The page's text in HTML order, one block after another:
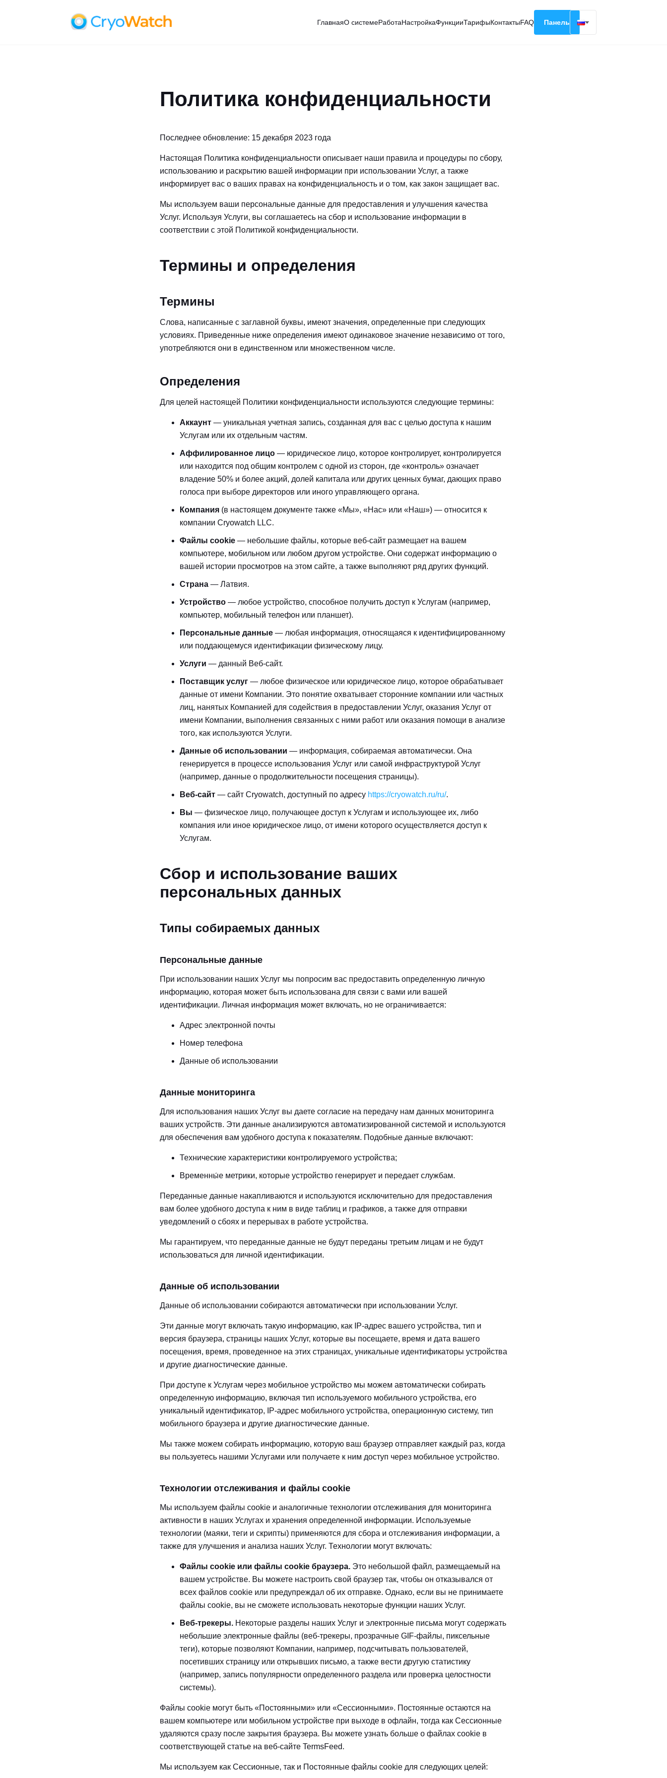
ГлавнаяО системеРаботаНастройкаФункцииТарифыКонтактыFAQ Панель
Политика конфиденциальности
Последнее обновление: 15 декабря 2023 года
Настоящая Политика конфиденциальности описывает наши правила и процедуры по сбору,
использованию и раскрытию вашей информации при использовании Услуг, а также
информирует вас о ваших правах на конфиденциальность и о том, как закон защищает вас.
Мы используем ваши персональные данные для предоставления и улучшения качества
Услуг. Используя Услуги, вы соглашаетесь на сбор и использование информации в
соответствии с этой Политикой конфиденциальности.
Термины и определения
Термины
Слова, написанные с заглавной буквы, имеют значения, определенные при следующих
условиях. Приведенные ниже определения имеют одинаковое значение независимо от того,
употребляются они в единственном или множественном числе.
Определения
Для целей настоящей Политики конфиденциальности используются следующие термины:
Аккаунт — уникальная учетная запись, созданная для вас с целью доступа к нашим
Услугам или их отдельным частям.
Аффилированное лицо — юридическое лицо, которое контролирует, контролируется
или находится под общим контролем с одной из сторон, где «контроль» означает
владение 50% и более акций, долей капитала или других ценных бумаг, дающих право
голоса при выборе директоров или иного управляющего органа.
Компания (в настоящем документе также «Мы», «Нас» или «Наш») — относится к
компании Cryowatch LLC.
Файлы cookie — небольшие файлы, которые веб-сайт размещает на вашем
компьютере, мобильном или любом другом устройстве. Они содержат информацию о
вашей истории просмотров на этом сайте, а также выполняют ряд других функций.
Страна — Латвия.
Устройство — любое устройство, способное получить доступ к Услугам (например,
компьютер, мобильный телефон или планшет).
Персональные данные — любая информация, относящаяся к идентифицированному
или поддающемуся идентификации физическому лицу.
Услуги — данный Веб-сайт.
Поставщик услуг — любое физическое или юридическое лицо, которое обрабатывает
данные от имени Компании. Это понятие охватывает сторонние компании или частных
лиц, нанятых Компанией для содействия в предоставлении Услуг, оказания Услуг от
имени Компании, выполнения связанных с ними работ или оказания помощи в анализе
того, как используются Услуги.
Данные об использовании — информация, собираемая автоматически. Она
генерируется в процессе использования Услуг или самой инфраструктурой Услуг
(например, данные о продолжительности посещения страницы).
Веб-сайт — сайт Cryowatch, доступный по адресу https://cryowatch.ru/ru/.
Вы — физическое лицо, получающее доступ к Услугам и использующее их, либо
компания или иное юридическое лицо, от имени которого осуществляется доступ к
Услугам.
Сбор и использование ваших
персональных данных
Типы собираемых данных
Персональные данные
При использовании наших Услуг мы попросим вас предоставить определенную личную
информацию, которая может быть использована для связи с вами или вашей
идентификации. Личная информация может включать, но не ограничивается:
Адрес электронной почты
Номер телефона
Данные об использовании
Данные мониторинга
Для использования наших Услуг вы даете согласие на передачу нам данных мониторинга
ваших устройств. Эти данные анализируются автоматизированной системой и используются
для обеспечения вам удобного доступа к показателям. Подобные данные включают:
Технические характеристики контролируемого устройства;
Временны́е метрики, которые устройство генерирует и передает службам.
Переданные данные накапливаются и используются исключительно для предоставления
вам более удобного доступа к ним в виде таблиц и графиков, а также для отправки
уведомлений о сбоях и перерывах в работе устройства.
Мы гарантируем, что переданные данные не будут переданы третьим лицам и не будут
использоваться для личной идентификации.
Данные об использовании
Данные об использовании собираются автоматически при использовании Услуг.
Эти данные могут включать такую информацию, как IP-адрес вашего устройства, тип и
версия браузера, страницы наших Услуг, которые вы посещаете, время и дата вашего
посещения, время, проведенное на этих страницах, уникальные идентификаторы устройства
и другие диагностические данные.
При доступе к Услугам через мобильное устройство мы можем автоматически собирать
определенную информацию, включая тип используемого мобильного устройства, его
уникальный идентификатор, IP-адрес мобильного устройства, операционную систему, тип
мобильного браузера и другие диагностические данные.
Мы также можем собирать информацию, которую ваш браузер отправляет каждый раз, когда
вы пользуетесь нашими Услугами или получаете к ним доступ через мобильное устройство.
Технологии отслеживания и файлы cookie
Мы используем файлы cookie и аналогичные технологии отслеживания для мониторинга
активности в наших Услугах и хранения определенной информации. Используемые
технологии (маяки, теги и скрипты) применяются для сбора и отслеживания информации, а
также для улучшения и анализа наших Услуг. Технологии могут включать:
Файлы cookie или файлы cookie браузера. Это небольшой файл, размещаемый на
вашем устройстве. Вы можете настроить свой браузер так, чтобы он отказывался от
всех файлов cookie или предупреждал об их отправке. Однако, если вы не принимаете
файлы cookie, вы не сможете использовать некоторые функции наших Услуг.
Веб-трекеры. Некоторые разделы наших Услуг и электронные письма могут содержать
небольшие электронные файлы (веб-трекеры, прозрачные GIF-файлы, пиксельные
теги), которые позволяют Компании, например, подсчитывать пользователей,
посетивших страницу или открывших письмо, а также вести другую статистику
(например, запись популярности определенного раздела или проверка целостности
системы).
Файлы cookie могут быть «Постоянными» или «Сессионными». Постоянные остаются на
вашем компьютере или мобильном устройстве при выходе в офлайн, тогда как Сессионные
удаляются сразу после закрытия браузера. Вы можете узнать больше о файлах cookie в
соответствующей статье на веб-сайте TermsFeed.
Мы используем как Сессионные, так и Постоянные файлы cookie для следующих целей: